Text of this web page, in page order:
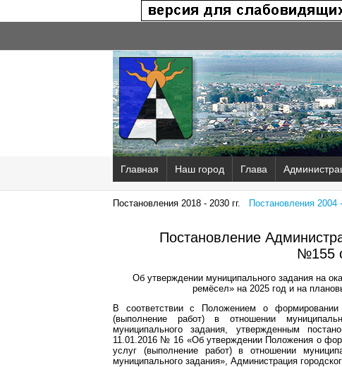
Главная Наш город Глава
Постановления 2018 - 2030 гг. Постановления 2004
Постановление
№155
Об утверждении муниципального задания на
ремёсел» на 2025 год и на
В соответствии с Положением о формировании
(выполнение работ) в отношении
муниципального задания, утвержденным
11.01.2016 № 16 «Об утверждении Положения о
услуг (выполнение работ) в отношении
муниципального задания», Администрация